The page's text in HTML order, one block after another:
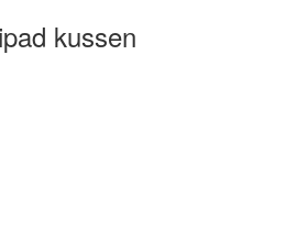
kussen